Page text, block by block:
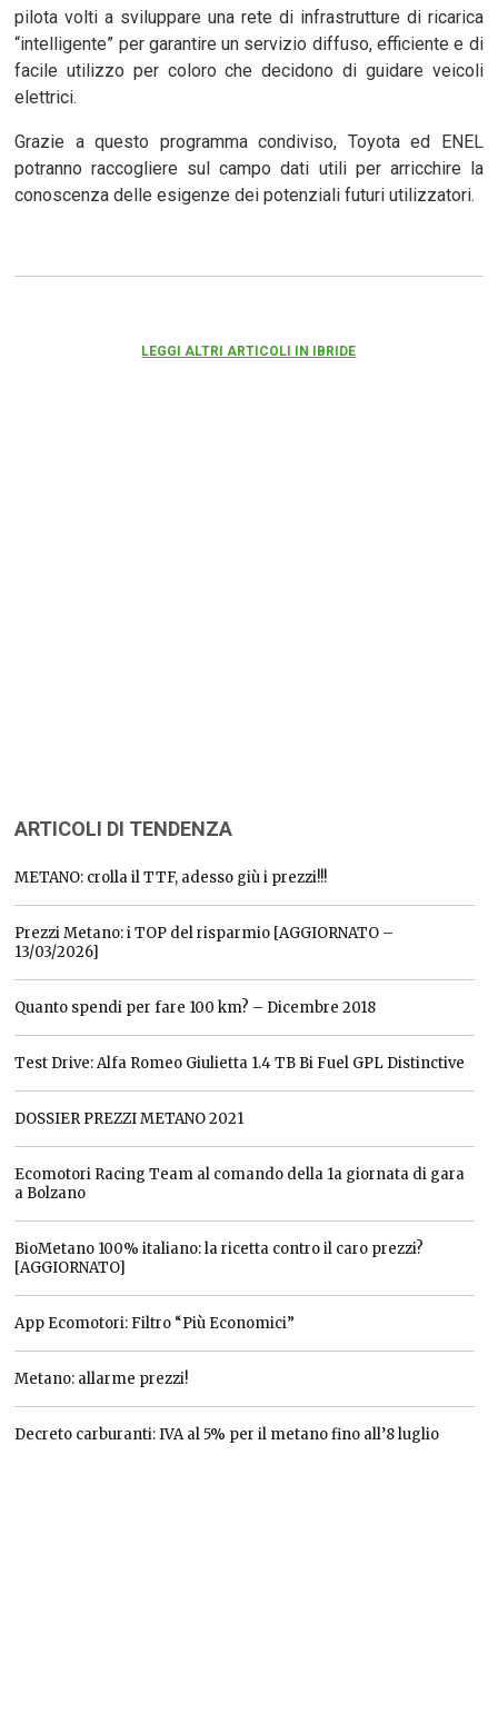
pilota volti a sviluppare una rete di infrastrutture di ricarica
“intelligente” per garantire un servizio diffuso, efficiente e di
facile utilizzo per coloro che decidono di guidare veicoli
elettrici.
Grazie a questo programma condiviso, Toyota ed ENEL
potranno raccogliere sul campo dati utili per arricchire la
conoscenza delle esigenze dei potenziali futuri utilizzatori.
LEGGI ALTRI ARTICOLI IN IBRIDE
ARTICOLI DI TENDENZA
METANO: crolla il TTF, adesso giù i prezzi!!!
Prezzi Metano: i TOP del risparmio [AGGIORNATO –
13/03/2026]
Quanto spendi per fare 100 km? – Dicembre 2018
Test Drive: Alfa Romeo Giulietta 1.4 TB Bi Fuel GPL Distinctive
DOSSIER PREZZI METANO 2021
Ecomotori Racing Team al comando della 1a giornata di gara
a Bolzano
BioMetano 100% italiano: la ricetta contro il caro prezzi?
[AGGIORNATO]
App Ecomotori: Filtro “Più Economici”
Metano: allarme prezzi!
Decreto carburanti: IVA al 5% per il metano fino all’8 luglio